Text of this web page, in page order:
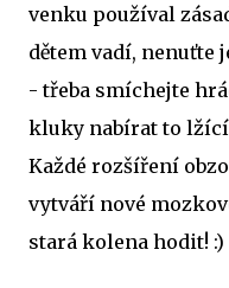
venku používal
dětem vadí, nenuťte
- třeba smíchejte
kluky nabírat to lžící
Každé rozšíření
vytváří nové
stará kolena hodit! :)